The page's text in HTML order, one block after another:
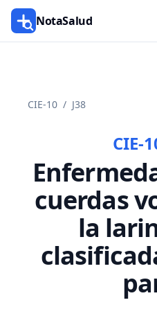
NotaSalud
CIE-10 / J38
CIE-
cuerdas
la